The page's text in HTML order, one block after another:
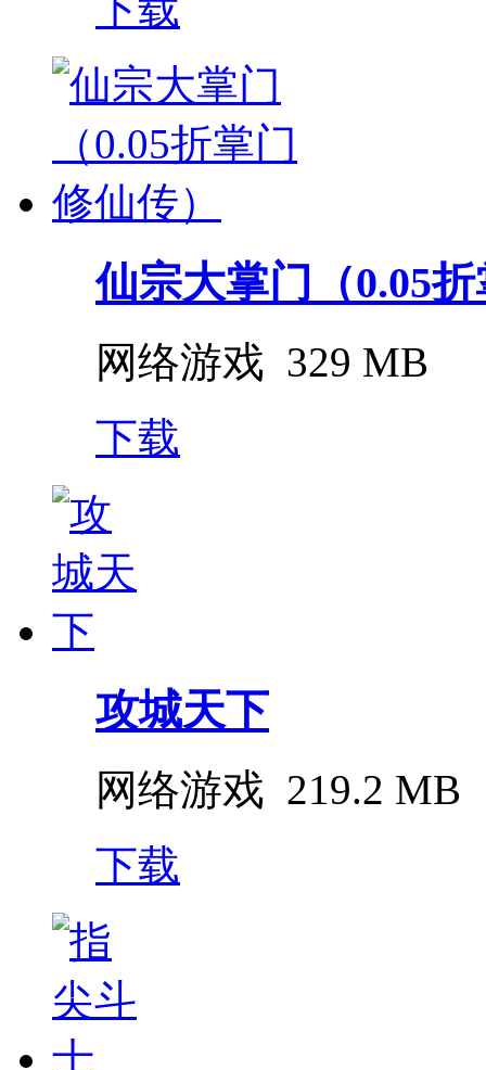
下载
仙宗大掌门（0.05
网络游戏 329 MB
下载
攻城天下
网络游戏 219.2 MB
下载